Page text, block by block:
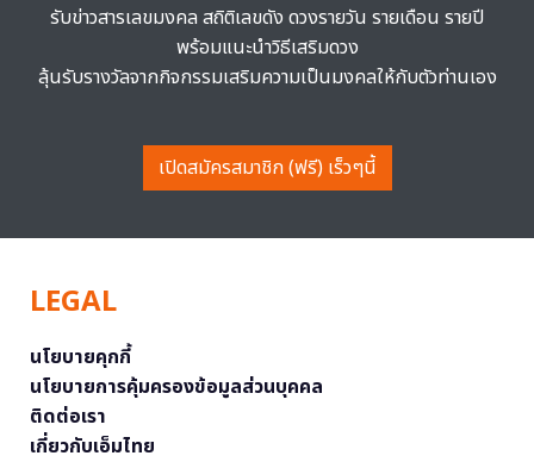
รับข่าวสารเลขมงคล สถิติเลขดัง ดวงรายวัน รายเดือน รายปี
พร้อมแนะนำวิธีเสริมดวง
ลุ้นรับรางวัลจากกิจกรรมเสริมความเป็นมงคลให้กับตัวท่านเอง
เปิดสมัครสมาชิก (ฟรี) เร็วๆนี้
LEGAL
นโยบายคุกกี้
นโยบายการคุ้มครองข้อมูลส่วนบุคคล
ติดต่อเรา
เกี่ยวกับเอ็มไทย